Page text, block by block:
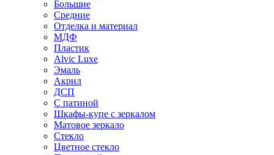
Большие
Средние
Отделка и материал
МДФ
Пластик
Alvic Luxe
Эмаль
Акрил
ДСП
С патиной
Шкафы-купе с зеркалом
Матовое зеркало
Стекло
Цветное стекло